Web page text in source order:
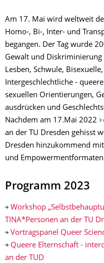
Am 17. Mai wird weltweit
Homo-, Bi-, Inter- und
begangen. Der Tag wurde
Gewalt und
Lesben, Schwule,
Intergeschlechtliche -
sexuellen Orientierungen,
ausdrücken und
Nachdem am 17.Mai 2022
an der TU Dresden gehisst
Dresden hinzukommend
und
Programm 2023
Workshop
TINA*Personen an der TU
Vortragspanel Queer
Queere Elternschaft -
an der TUD